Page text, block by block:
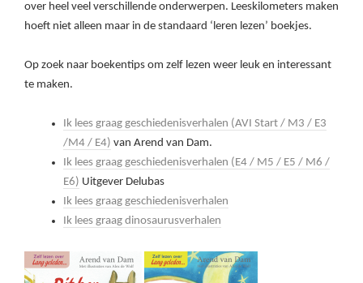
over heel veel verschillende onderwerpen. Leeskilometers maken
hoeft niet alleen maar in de standaard ‘leren lezen’ boekjes.
Op zoek naar boekentips om zelf lezen weer leuk en interessant
te maken.
Ik lees graag geschiedenisverhalen (AVI Start / M3 / E3
/M4 / E4) van Arend van Dam.
Ik lees graag geschiedenisverhalen (E4 / M5 / E5 / M6 /
E6) Uitgever Delubas
Ik lees graag geschiedenisverhalen
Ik lees graag dinosaurusverhalen